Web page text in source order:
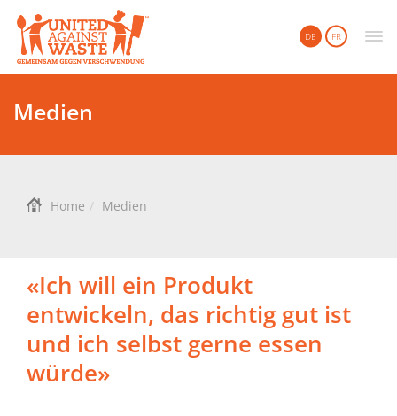
DE FR
Medien
Home Medien
«Ich will ein Produkt
entwickeln, das richtig gut ist
und ich selbst gerne essen
würde»